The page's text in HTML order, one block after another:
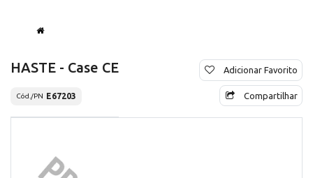
HASTE - Case CE
Cód./PN E67203
Adicionar Favorito
Compartilhar